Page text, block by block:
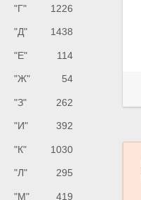
"Г" 1226
"Д" 1438
"Е" 114
"Ж" 54
"З" 262
"И" 392
"К" 1030
"Л" 295
"М" 419